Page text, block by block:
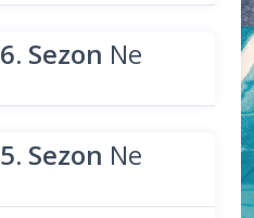
6. Sezon Ne
5. Sezon Ne